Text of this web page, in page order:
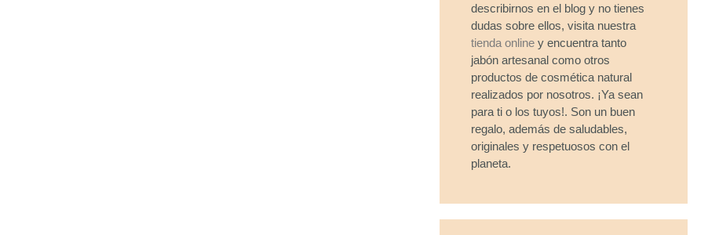
describirnos en el blog y no tienes
dudas sobre ellos, visita nuestra
tienda online y encuentra tanto
jabón artesanal como otros
productos de cosmética natural
realizados por nosotros. ¡Ya sean
para ti o los tuyos!. Son un buen
regalo, además de saludables,
originales y respetuosos con el
planeta.